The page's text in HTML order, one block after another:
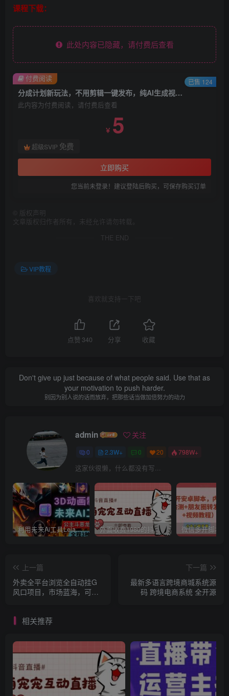
课程下载：
此处内容已隐藏，请付费后查看
分成计划新玩法，不用剪辑一键发布，纯AI生成视频，累计收入达5.1W
此内容为付费阅读，请付费后查看
￥ 5
超级SVIP 免费
立即购买
您当前未登录！建议登陆后购买，可保存购买订单
付费阅读 已售 124
版权声明
文章版权归作者所有，未经允许请勿转载。
THE END
VIP教程
喜欢就支持一下吧
点赞 340 分享 收藏
Don't give up just because of what people said. Use that as
your motivation to push harder.
别因为别人说的话而放弃，把那些话当做加倍努力的动力
admin 关注
0 2.3W+ 0 20 798W+
这家伙很懒，什么都没有写...
利用未来Ai工具LeiaPix，静态图转换3D动画，Lexica和Chat GPT制作精彩视频 外面收费1980的抖音萌宠宠直播项目，可虚拟人直播，抖音报白，实时互动直播【软件+详细教程】
上一篇
外卖全平台浏览全自动挂G
风口项目，市场蓝海，可矩
下一篇
最新多语言跨境商城系统源
码 跨境电商系统 全开源
相关推荐